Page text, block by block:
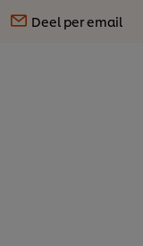
Deel per email